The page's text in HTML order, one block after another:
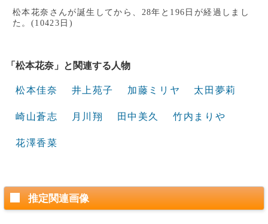
松本花奈さんが誕生してから、28年と196日が経過しまし
た。(10423日)
「松本花奈」と関連する人物
松本佳奈 井上苑子 加藤ミリヤ 太田夢莉
崎山蒼志 月川翔 田中美久 竹内まりや
花澤香菜
推定関連画像